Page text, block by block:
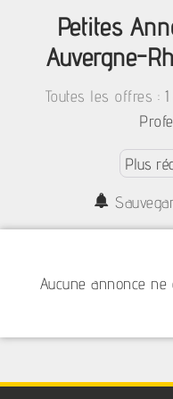
Petites
Auvergne-
Toutes les offres :
Aucune annonce